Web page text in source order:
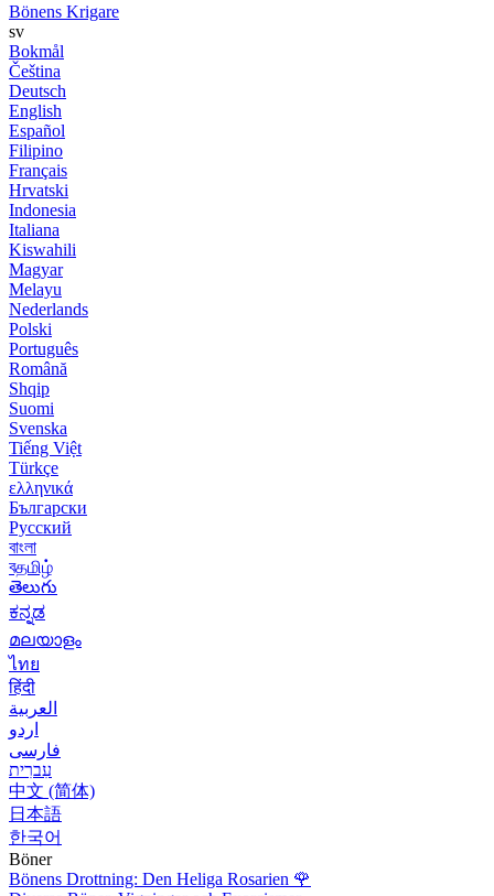
Bönens Krigare
sv
Bokmål
Čeština
Deutsch
English
Español
Filipino
Français
Hrvatski
Indonesia
Italiana
Kiswahili
Magyar
Melayu
Nederlands
Polski
Português
Română
Shqip
Suomi
Svenska
Tiếng Việt
Türkçe
ελληνικά
Български
Русский
বাংলা
বதமிழ்
తెలుగు
ಕನ್ನಡ
മലയാളം
ไทย
हिंदी
العربية
اردو
فارسی
עִברִית
中文 (简体)
日本語
한국어
Böner
Bönens Drottning: Den Heliga Rosarien 🌹